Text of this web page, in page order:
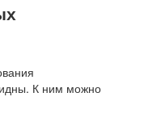
К ним можно